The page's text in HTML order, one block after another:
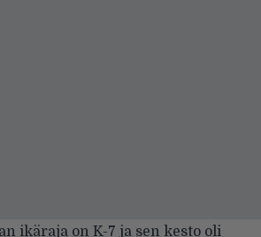
ikäraja on K-7 ja sen kesto oli